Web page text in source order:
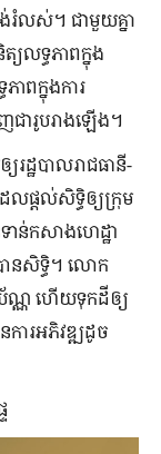
រំលស់។ ជាមួយគ្នា
លទ្ធភាពក្នុង
ាពក្នុងការ
ជារូបរាងឡើង។
រដ្ឋបាលរាជធានី-
លផ្ដល់សិទ្ធិឲ្យក្រុម
ន់កសាងហេដ្ឋា
ានសិទ្ធិ។ លោក
ណ្ណ ហើយទុកដីឲ្យ
ការអភិវឌ្ឍដូច